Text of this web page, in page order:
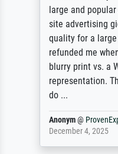
large and
site advertising
quality for a
refunded me
blurry print vs. a
representation.
do ...
Anonym@
December 4, 2025